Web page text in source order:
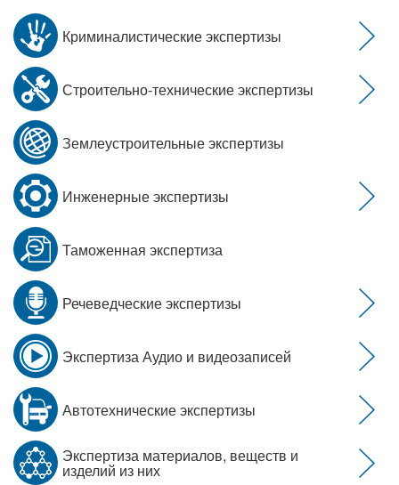
Криминалистические экспертизы
Строительно-технические экспертизы
Землеустроительные экспертизы
Инженерные экспертизы
Таможенная экспертиза
Речеведческие экспертизы
Экспертиза Аудио и видеозаписей
Автотехнические экспертизы
Экспертиза материалов, веществ и
изделий из них